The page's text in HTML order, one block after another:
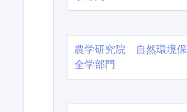
農学研究院 自然環境保
全学部門